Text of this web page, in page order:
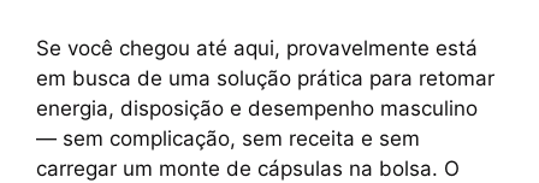
Se você chegou até aqui, provavelmente está
em busca de uma solução prática para retomar
energia, disposição e desempenho masculino
— sem complicação, sem receita e sem
carregar um monte de cápsulas na bolsa. O